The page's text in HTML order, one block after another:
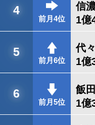
4
前月4位
信
1億
5
前月6位
代
1億
6
前月5位
飯
1億